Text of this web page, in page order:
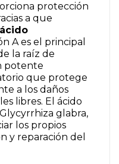
protección
a que
ácido
A es el principal
la raíz de
potente
que protege
a los daños
libres. El ácido
glabra,
los propios
y reparación del